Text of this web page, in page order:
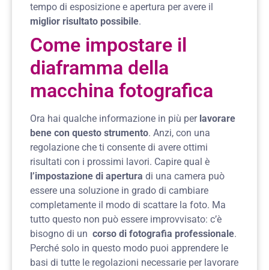
tempo di esposizione e apertura per avere il
miglior risultato possibile.
Come impostare il
diaframma della
macchina fotografica
Ora hai qualche informazione in più per lavorare
bene con questo strumento. Anzi, con una
regolazione che ti consente di avere ottimi
risultati con i prossimi lavori. Capire qual è
l’impostazione di apertura di una camera può
essere una soluzione in grado di cambiare
completamente il modo di scattare la foto. Ma
tutto questo non può essere improvvisato: c’è
bisogno di un corso di fotografia professionale.
Perché solo in questo modo puoi apprendere le
basi di tutte le regolazioni necessarie per lavorare